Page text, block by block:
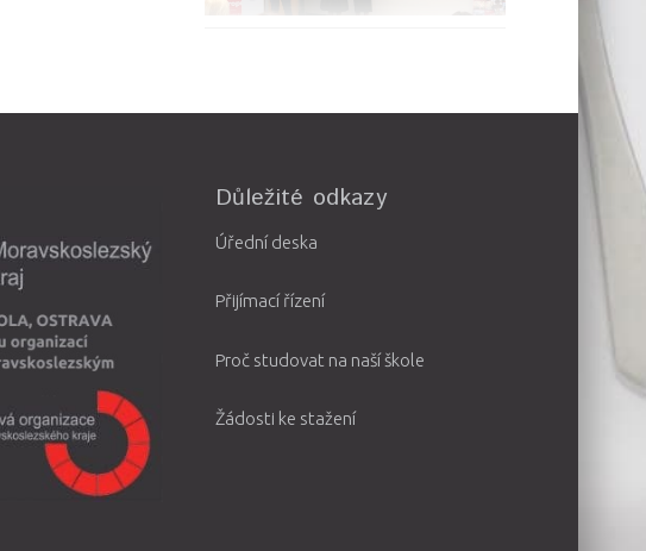
Důležité odkazy
Úřední deska
Přijímací řízení
Proč studovat na naší škole
Žádosti ke stažení